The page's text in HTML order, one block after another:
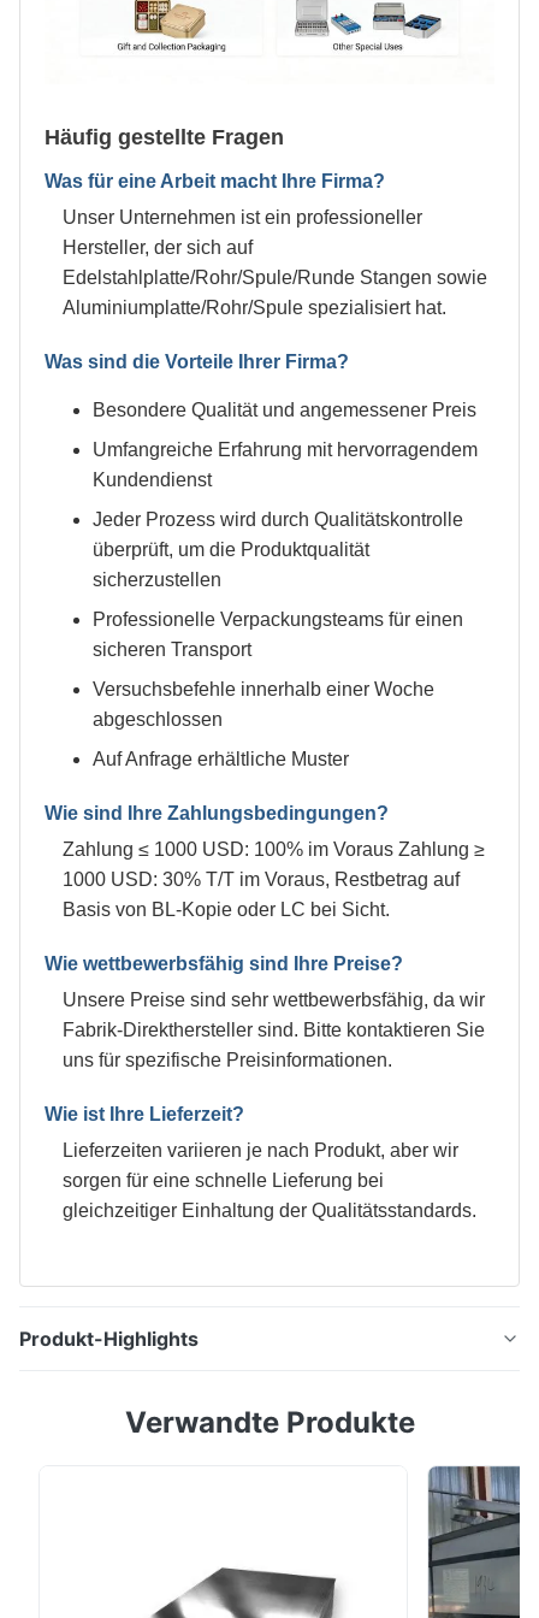
Häufig gestellte Fragen
Was für eine Arbeit macht Ihre Firma?
Unser Unternehmen ist ein professioneller
Hersteller, der sich auf
Edelstahlplatte/Rohr/Spule/Runde Stangen sowie
Aluminiumplatte/Rohr/Spule spezialisiert hat.
Was sind die Vorteile Ihrer Firma?
Besondere Qualität und angemessener Preis
Umfangreiche Erfahrung mit hervorragendem
Kundendienst
Jeder Prozess wird durch Qualitätskontrolle
überprüft, um die Produktqualität
sicherzustellen
Professionelle Verpackungsteams für einen
sicheren Transport
Versuchsbefehle innerhalb einer Woche
abgeschlossen
Auf Anfrage erhältliche Muster
Wie sind Ihre Zahlungsbedingungen?
Zahlung ≤ 1000 USD: 100% im Voraus Zahlung ≥
1000 USD: 30% T/T im Voraus, Restbetrag auf
Basis von BL-Kopie oder LC bei Sicht.
Wie wettbewerbsfähig sind Ihre Preise?
Unsere Preise sind sehr wettbewerbsfähig, da wir
Fabrik-Direkthersteller sind. Bitte kontaktieren Sie
uns für spezifische Preisinformationen.
Wie ist Ihre Lieferzeit?
Lieferzeiten variieren je nach Produkt, aber wir
sorgen für eine schnelle Lieferung bei
gleichzeitiger Einhaltung der Qualitätsstandards.
Produkt-Highlights
Lebensmittelkontakt Zinnplatte, dünnes Stahlblech mit
Eintauchen in geschmolzenes Metall oder durch
elektrolytische Ablagerung aufgebracht wird; fast alle
Zinnplatte wird heute durch letzteres Verfahren ...
Verwandte Produkte